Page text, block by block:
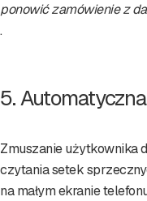
ponowić zamówienie z
.
5.
Zmuszanie użytkownika
czytania setek
na małym ekranie